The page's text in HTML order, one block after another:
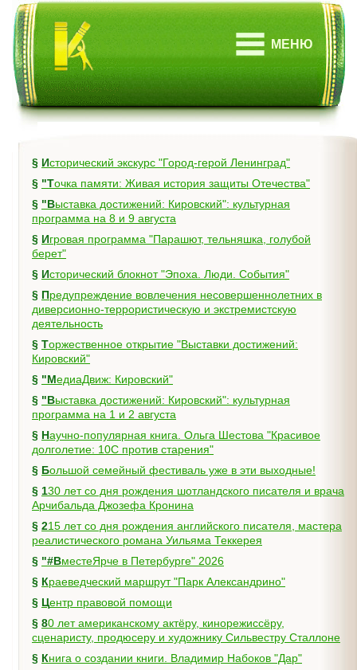
МЕНЮ
§
Исторический экскурс "Город-герой Ленинград"
§
"Точка памяти: Живая история защиты Отечества"
§ "Выставка достижений: Кировский": культурная
программа на 8 и 9 августа
§ Игровая программа "Парашют, тельняшка, голубой
берет"
§
Исторический блокнот "Эпоха. Люди. События"
§ Предупреждение вовлечения несовершеннолетних в
диверсионно-террористическую и экстремистскую
деятельность
§ Торжественное открытие "Выставки достижений:
Кировский"
§
"МедиаДвиж: Кировский"
§ "Выставка достижений: Кировский": культурная
программа на 1 и 2 августа
§ Научно-популярная книга. Ольга Шестова "Красивое
долголетие: 10C против старения"
§
Большой семейный фестиваль уже в эти выходные!
§ 130 лет со дня рождения шотландского писателя и врача
Арчибальда Джозефа Кронина
§ 215 лет со дня рождения английского писателя, мастера
реалистического романа Уильяма Теккерея
§
"#ВместеЯрче в Петербурге" 2026
§
Краеведческий маршрут "Парк Александрино"
§
Центр правовой помощи
§ 80 лет американскому актёру, кинорежиссёру,
сценаристу, продюсеру и художнику Сильвестру Сталлоне
§
Книга о создании книги. Владимир Набоков "Дар"